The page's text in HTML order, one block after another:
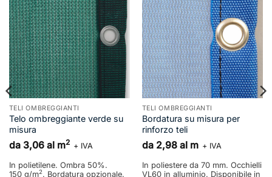
TELI OMBREGGIANTI
Telo ombreggiante verde su
misura
da 3,06 al m2 + IVA
In polietilene. Ombra 50%.
150 g/m2. Bordatura opzionale.
TELI OMBREGGIANTI
Bordatura su misura per
rinforzo teli
da 2,98 al m + IVA
In poliestere da 70 mm. Occhielli
VL60 in alluminio. Disponibile in